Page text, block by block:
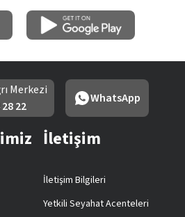
Merkezi
22
WhatsApp
İletişim
İletişim Bilgileri
Yetkili Seyahat Acenteleri